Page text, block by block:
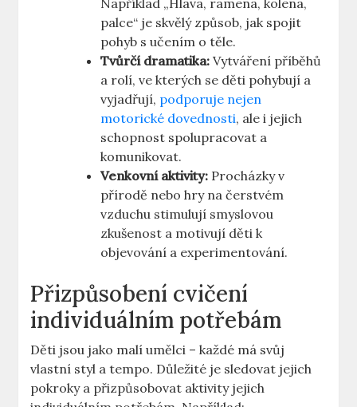
Například „Hlava, ramena, kolena,
palce“ je skvělý způsob, jak spojit
pohyb s učením o těle.
Tvůrčí dramatika: Vytváření příběhů
a rolí, ve kterých se děti pohybují a
vyjadřují, podporuje nejen
motorické dovednosti, ale i jejich
schopnost spolupracovat a
komunikovat.
Venkovní aktivity: Procházky v
přírodě nebo hry na čerstvém
vzduchu stimulují smyslovou
zkušenost a motivují děti k
objevování a experimentování.
Přizpůsobení cvičení
individuálním potřebám
Děti jsou jako malí umělci – každé má svůj
vlastní styl a tempo. Důležité je sledovat jejich
pokroky a přizpůsobovat aktivity jejich